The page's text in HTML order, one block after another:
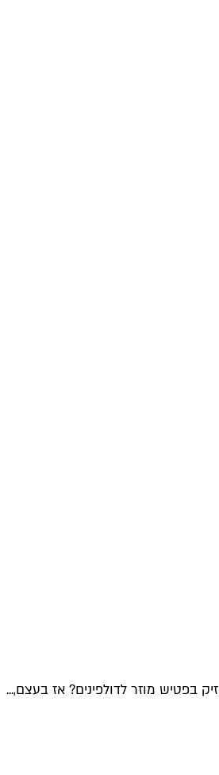
בפטיש מוזר לדולפינים? אז בעצם,...